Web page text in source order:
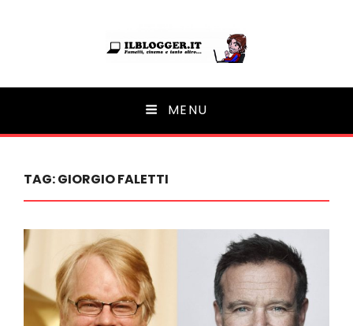
Ilblogger.it
Il portalino di blog | MENU
TAG:GIORGIO FALETTI